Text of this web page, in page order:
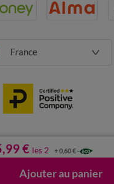
€ les 2 + 0,60 €
Ajouter au panier
France
Données personnelles